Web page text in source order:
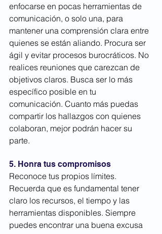
enfocarse en pocas herramientas de
comunicación, o solo una, para
mantener una comprensión clara entre
quienes se están aliando. Procura ser
ágil y evitar procesos burocráticos. No
realices reuniones que carezcan de
objetivos claros. Busca ser lo más
específico posible en tu
comunicación. Cuanto más puedas
compartir los hallazgos con quienes
colaboran, mejor podrán hacer su
parte.
5. Honra tus compromisos
Reconoce tus propios límites.
Recuerda que es fundamental tener
claro los recursos, el tiempo y las
herramientas disponibles. Siempre
puedes encontrar una buena excusa